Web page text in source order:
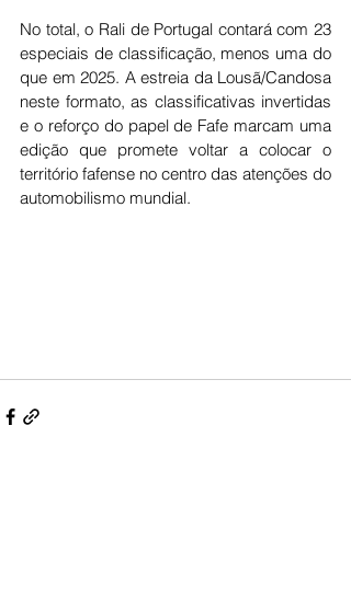
No total, o Rali de Portugal contará com 23
especiais de classificação, menos uma do
que em 2025. A estreia da Lousã/Candosa
neste formato, as classificativas invertidas
e o reforço do papel de Fafe marcam uma
edição que promete voltar a colocar o
território fafense no centro das atenções do
automobilismo mundial.